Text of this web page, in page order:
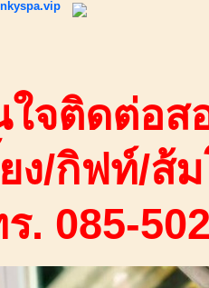
ใจติดต่อส
ง/กิฟท์/ส้
. 085-